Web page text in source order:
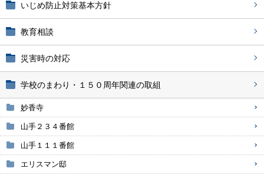
いじめ防止対策基本方針
教育相談
災害時の対応
学校のまわり・１５０周年関連の取組
妙香寺
山手２３４番館
山手１１１番館
エリスマン邸